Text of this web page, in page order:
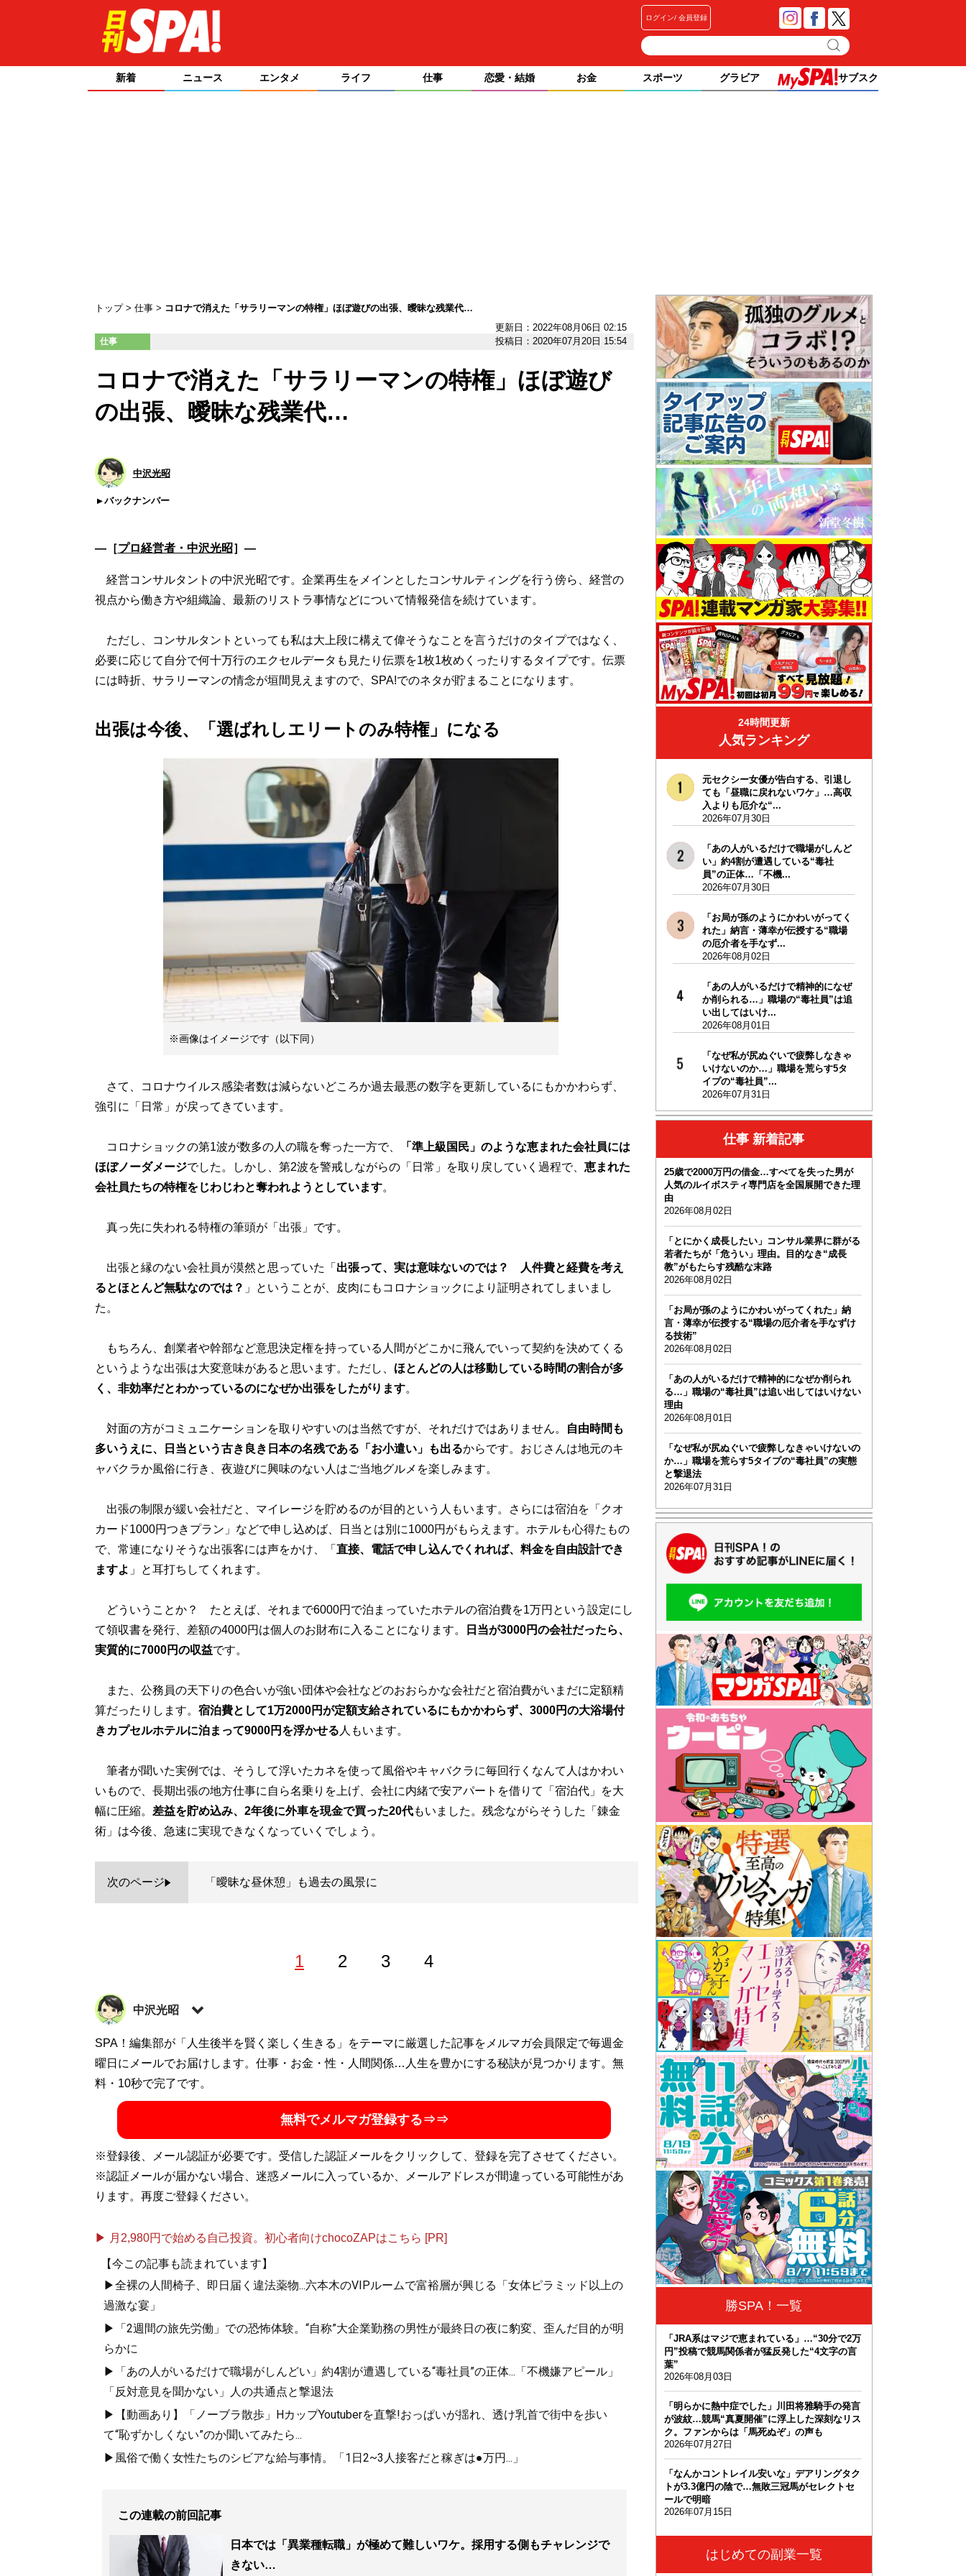
ログイン 会員登録
新着 ニュース エンタメ ライフ 仕事 恋愛・結婚 お金 スポーツ グラビア サブスク
トップ 仕事
コロナで消えた「サラリーマンの特権」ほぼ遊びの出張、曖昧な残業代…
更新日：2022年08月06日 02:15
仕事 投稿日：2020年07月20日 15:54
コロナで消えた「サラリーマンの特権」ほぼ遊び
の出張、曖昧な残業代…
中沢光昭
バックナンバー
―［プロ経営者・中沢光昭］―
経営コンサルタントの中沢光昭です。企業再生をメインとしたコンサルティングを行う傍ら、経営の
視点から働き方や組織論、最新のリストラ事情などについて情報発信を続けています。
ただし、コンサルタントといっても私は大上段に構えて偉そうなことを言うだけのタイプではなく、
必要に応じて自分で何十万行のエクセルデータも見たり伝票を1枚1枚めくったりするタイプです。伝票
には時折、サラリーマンの情念が垣間見えますので、SPA!でのネタが貯まることになります。
出張は今後、「選ばれしエリートのみ特権」になる
※画像はイメージです（以下同）
さて、コロナウイルス感染者数は減らないどころか過去最悪の数字を更新しているにもかかわらず、
強引に「日常」が戻ってきています。
コロナショックの第1波が数多の人の職を奪った一方で、
「準上級国民」のような恵まれた会社員には
ほぼノーダメージでした。しかし、第2波を警戒しながらの「日常」を取り戻していく過程で、 恵まれた
会社員たちの特権をじわじわと奪われようとしています。
真っ先に失われる特権の筆頭が「出張」です。
出張と縁のない会社員が漠然と思っていた「 出張って、実は意味ないのでは？ 人件費と経費を考え
るとほとんど無駄なのでは？ 」ということが、皮肉にもコロナショックにより証明されてしまいまし
た。
もちろん、創業者や幹部など意思決定権を持っている人間がどこかに飛んでいって契約を決めてくる
というような出張は大変意味があると思います。ただし、 ほとんどの人は移動している時間の割合が多
く、非効率だとわかっているのになぜか出張をしたがります。
対面の方がコミュニケーションを取りやすいのは当然ですが、それだけではありません。
自由時間も
多いうえに、日当という古き良き日本の名残である「お小遣い」も出るからです。おじさんは地元のキ
ャバクラか風俗に行き、夜遊びに興味のない人はご当地グルメを楽しみます。
出張の制限が緩い会社だと、マイレージを貯めるのが目的という人もいます。さらには宿泊を「クオ
カード1000円つきプラン」などで申し込めば、日当とは別に1000円がもらえます。ホテルも心得たもの
で、常連になりそうな出張客には声をかけ、「 直接、電話で申し込んでくれれば、料金を自由設計でき
ますよ 」と耳打ちしてくれます。
どういうことか？ たとえば、それまで6000円で泊まっていたホテルの宿泊費を1万円という設定にし
て領収書を発行、差額の4000円は個人のお財布に入ることになります。
日当が3000円の会社だったら、
実質的に7000円の収益です。
また、公務員の天下りの色合いが強い団体や会社などのおおらかな会社だと宿泊費がいまだに定額精
算だったりします。 宿泊費として1万2000円が定額支給されているにもかかわらず、3000円の大浴場付
きカプセルホテルに泊まって9000円を浮かせる 人もいます。
筆者が聞いた実例では、そうして浮いたカネを使って風俗やキャバクラに毎回行くなんて人はかわい
いもので、長期出張の地方仕事に自ら名乗りを上げ、会社に内緒で安アパートを借りて「宿泊代」を大
幅に圧縮。 差益を貯め込み、2年後に外車を現金で買った20代もいました。残念ながらそうした「錬金
術」は今後、急速に実現できなくなっていくでしょう。
次のページ 「曖昧な昼休憩」も過去の風景に
1 2 3 4
中沢光昭
株式会社リヴァイタライゼーション代表 。経営コンサルタント。東京大学大学院修了後、投資会社、経
営コンサルティング会社で企業再生などに従事したのち、独立。現在も企業再生をメインとした経営コ
ンサルティングを行う。著書に『好景気だからあなたはクビになる！』（扶桑社）などがある
SPA！編集部が「人生後半を賢く楽しく生きる」をテーマに厳選した記事をメルマガ会員限定で毎週金
曜日にメールでお届けします。仕事・お金・性・人間関係…人生を豊かにする秘訣が見つかります。無
料・10秒で完了です。
無料でメルマガ登録する⇒⇒
※登録後、メール認証が必要です。受信した認証メールをクリックして、登録を完了させてください。
※認証メールが届かない場合、迷惑メールに入っているか、メールアドレスが間違っている可能性があ
ります。再度ご登録ください。
▶ 月2,980円で始める自己投資。初心者向けchocoZAPはこちら [PR]
【今この記事も読まれています】
▶全裸の人間椅子、即日届く違法薬物...六本木のVIPルームで富裕層が興じる「女体ピラミッド以上の
過激な宴」
▶「2週間の旅先労働」での恐怖体験。“自称”大企業勤務の男性が最終日の夜に豹変、歪んだ目的が明
らかに
▶「あの人がいるだけで職場がしんどい」約4割が遭遇している“毒社員”の正体...「不機嫌アピール」
「反対意見を聞かない」人の共通点と撃退法
▶【動画あり】「ノーブラ散歩」HカップYoutuberを直撃!おっぱいが揺れ、透け乳首で街中を歩い
て“恥ずかしくない”のか聞いてみたら...
▶風俗で働く女性たちのシビアな給与事情。「1日2~3人接客だと稼ぎは●万円...」
この連載の前回記事
日本では「異業種転職」が極めて難しいワケ。採用する側もチャレンジで
きない…
24時間更新
人気ランキング
元セクシー女優が告白する、引退し
ても「昼職に戻れないワケ」…高収
入よりも厄介な“...
2026年07月30日
「あの人がいるだけで職場がしんど
い」約4割が遭遇している“毒社
員”の正体…「不機...
2026年07月30日
「お局が孫のようにかわいがってく
れた」納言・薄幸が伝授する“職場
の厄介者を手なず...
2026年08月02日
「あの人がいるだけで精神的になぜ
か削られる…」職場の“毒社員”は追
い出してはいけ...
2026年08月01日
「なぜ私が尻ぬぐいで疲弊しなきゃ
いけないのか…」職場を荒らす5タ
イプの“毒社員”...
2026年07月31日
仕事 新着記事
25歳で2000万円の借金…すべてを失った男が
人気のルイボスティ専門店を全国展開できた理
由
2026年08月02日
「とにかく成長したい」コンサル業界に群がる
若者たちが「危うい」理由。目的なき“成長
教”がもたらす残酷な末路
2026年08月02日
「お局が孫のようにかわいがってくれた」納
言・薄幸が伝授する“職場の厄介者を手なずけ
る技術”
2026年08月02日
「あの人がいるだけで精神的になぜか削られ
る…」職場の“毒社員”は追い出してはいけない
理由
2026年08月01日
「なぜ私が尻ぬぐいで疲弊しなきゃいけないの
か…」職場を荒らす5タイプの“毒社員”の実態
と撃退法
2026年07月31日
勝SPA！一覧
「JRA系はマジで恵まれている」…“30分で2万
円”投稿で競馬関係者が猛反発した“4文字の言
葉”
2026年08月03日
「明らかに熱中症でした」川田将雅騎手の発言
が波紋…競馬“真夏開催”に浮上した深刻なリス
ク。ファンからは「馬死ぬぞ」の声も
2026年07月27日
「なんかコントレイル安いな」デアリングタク
トが3.3億円の陰で…無敗三冠馬がセレクトセ
ールで明暗
2026年07月15日
はじめての副業一覧